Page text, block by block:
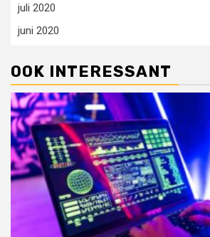
juli 2020
juni 2020
OOK INTERESSANT